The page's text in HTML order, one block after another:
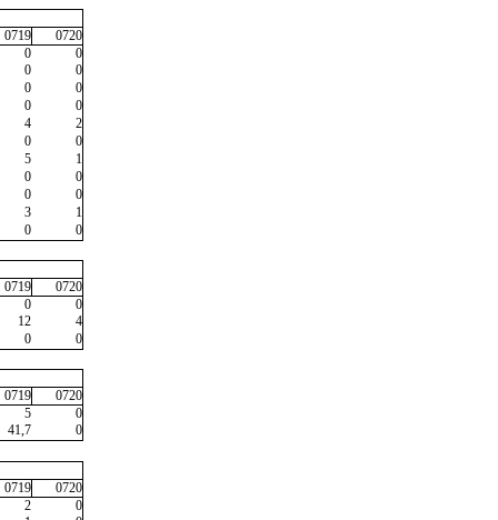
0719
0720
0
0
0
0
0
0
0
0
4
2
0
0
5
1
0
0
0
0
3
1
0
0
0719
0720
0
0
12
4
0
0
0719
0720
5
0
41,7
0
0719
0720
2
0